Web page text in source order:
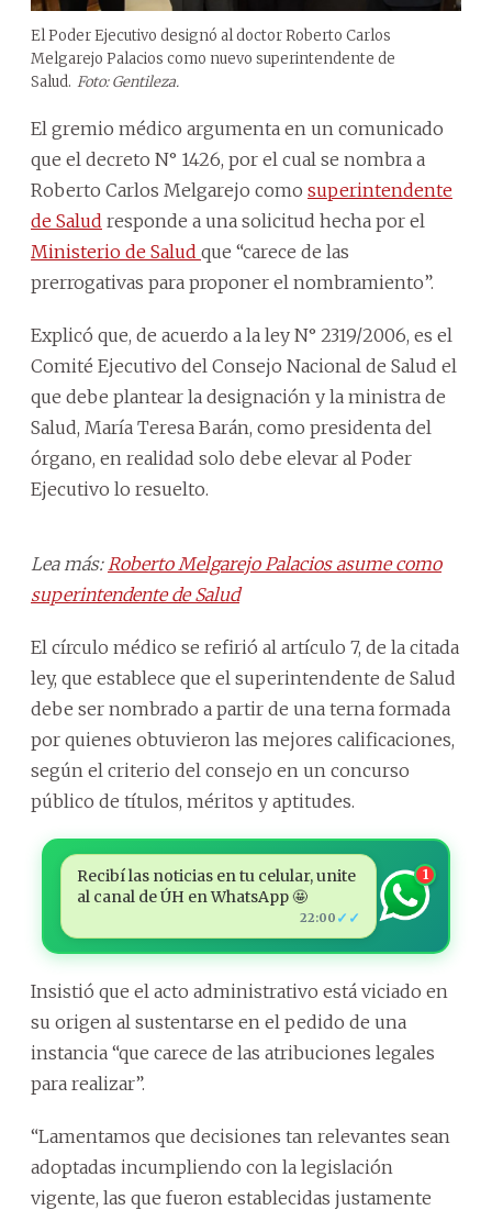
El Poder Ejecutivo designó al doctor Roberto Carlos
Melgarejo Palacios como nuevo superintendente de
Salud. Foto: Gentileza.
El gremio médico argumenta en un comunicado
que el decreto N° 1426, por el cual se nombra a
Roberto Carlos Melgarejo como superintendente
de Salud responde a una solicitud hecha por el
Ministerio de Salud que “carece de las
prerrogativas para proponer el nombramiento”.
Explicó que, de acuerdo a la ley N° 2319/2006, es el
Comité Ejecutivo del Consejo Nacional de Salud el
que debe plantear la designación y la ministra de
Salud, María Teresa Barán, como presidenta del
órgano, en realidad solo debe elevar al Poder
Ejecutivo lo resuelto.
Lea más: Roberto Melgarejo Palacios asume como
superintendente de Salud
El círculo médico se refirió al artículo 7, de la citada
ley, que establece que el superintendente de Salud
debe ser nombrado a partir de una terna formada
por quienes obtuvieron las mejores calificaciones,
según el criterio del consejo en un concurso
público de títulos, méritos y aptitudes.
Recibí las noticias en tu celular, unite
al canal de ÚH en WhatsApp 🤩
22:00 ✓✓
1
Insistió que el acto administrativo está viciado en
su origen al sustentarse en el pedido de una
instancia “que carece de las atribuciones legales
para realizar”.
“Lamentamos que decisiones tan relevantes sean
adoptadas incumpliendo con la legislación
vigente, las que fueron establecidas justamente